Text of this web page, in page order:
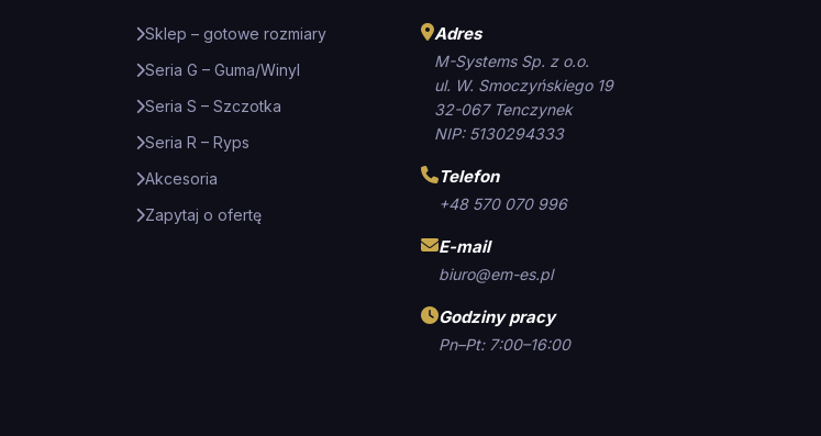
Sklep – gotowe rozmiary
Seria G – Guma/Winyl
Seria S – Szczotka
Seria R – Ryps
Akcesoria
Zapytaj o ofertę
Adres
M-Systems Sp. z o.o.
ul. W. Smoczyńskiego 19
32-067 Tenczynek
NIP: 5130294333
Telefon
+48 570 070 996
E-mail
biuro@em-es.pl
Godziny pracy
Pn–Pt: 7:00–16:00